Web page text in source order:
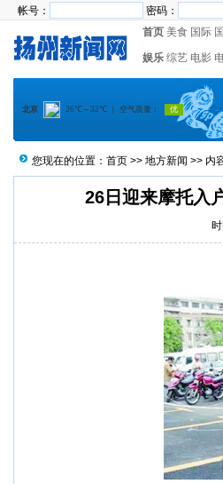
帐号： 密码：
首页 美食 国际
娱乐 综艺 电影
您现在的位置： 首页 >> 地方新闻 >> 内
26日迎来摩托入